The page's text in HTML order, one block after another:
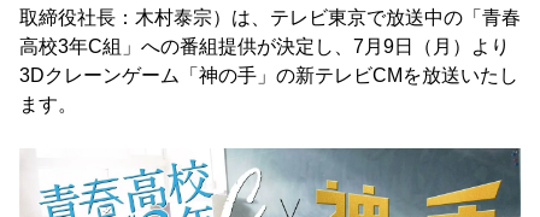
取締役社長：木村泰宗）は、テレビ東京で放送中の「青春
高校3年C組」への番組提供が決定し、7月9日（月）より
3Dクレーンゲーム「神の手」の新テレビCMを放送いたし
ます。